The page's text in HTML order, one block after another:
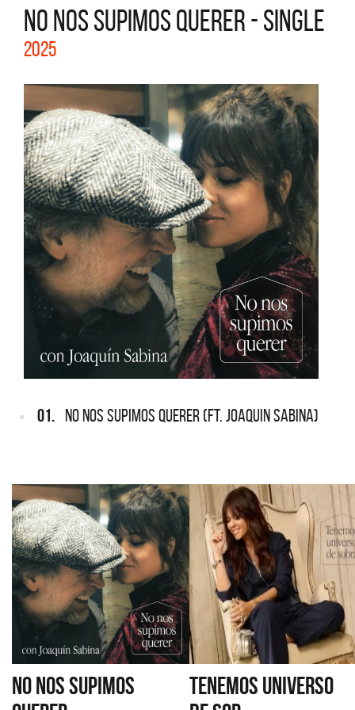
NO NOS SUPIMOS QUERER - SINGLE
2025
01. NO NOS SUPIMOS QUERER (FT. JOAQUIN SABINA)
NO NOS SUPIMOS
TENEMOS UNIVERSO